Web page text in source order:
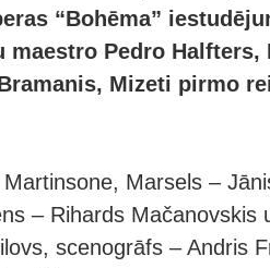
“Bohēma”
maestro Pedro Halfters,
Mizeti pirmo
Marsels –
– Rihards Mačanovskis
scenogrāfs – Andris